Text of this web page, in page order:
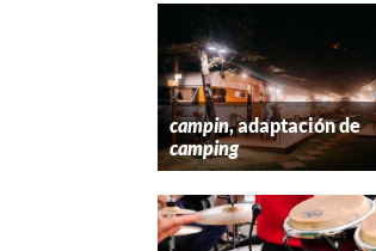
campin, adaptación de
camping